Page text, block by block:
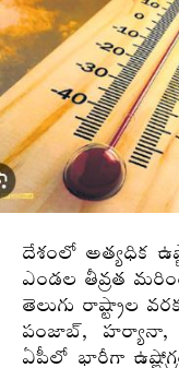
దేశంలో అత్యధిక
ఎండల తీవ్రత
తెలుగు రాష్ట్రాల
పంజాబ్‌, హర్యానా,
ఏపీలో భారీగా